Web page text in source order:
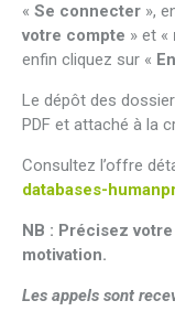
« Se connecter »,
votre compte » et «
enfin cliquez sur «
Le dépôt des
PDF et attaché à la
Consultez l’offre
databases-
NB : Précisez
motivation.
Les appels sont